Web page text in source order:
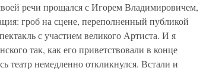
речи прощался с Игорем Владимировичем,
гроб на сцене, переполненный публикой
с участием великого Артиста. И я
так, как его приветствовали в конце
театр немедленно откликнулся. Встали и